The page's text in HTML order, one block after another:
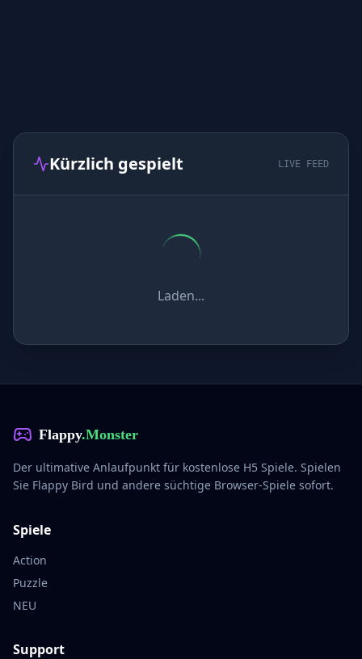
Kürzlich gespielt LIVE FEED
Laden...
Flappy.Monster
Der ultimative Anlaufpunkt für kostenlose H5 Spiele. Spielen
Sie Flappy Bird und andere süchtige Browser-Spiele sofort.
Spiele
Action
Puzzle
NEU
Support